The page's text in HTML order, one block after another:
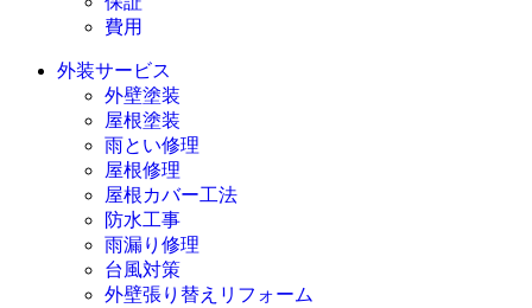
費用
外装サービス
外壁塗装
屋根塗装
雨とい修理
屋根修理
屋根カバー工法
防水工事
雨漏り修理
台風対策
外壁張り替えリフォーム